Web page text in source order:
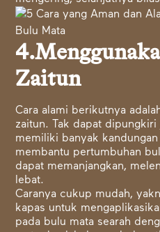
Zaitun
Cara alami berikutnya
zaitun. Tak dapat
memiliki banyak
membantu pertumbuhan
dapat memanjangkan,
lebat.
Caranya cukup mudah,
kapas untuk
pada bulu mata searah